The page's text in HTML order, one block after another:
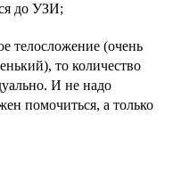
до УЗИ;
телосложение (очень
то количество
И не надо
помочиться, а только